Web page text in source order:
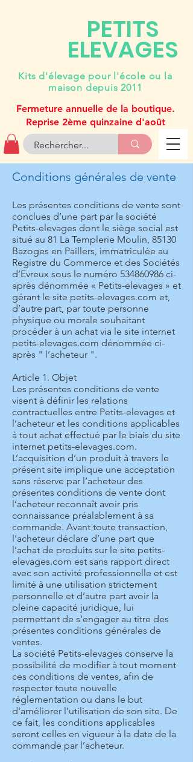
PETITS
ELEVAGES
Kits d'élevage pour l'école ou la
maison depuis 2011
Fermeture annuelle de la boutique.
Reprise 2ème quinzaine d'août
Conditions générales de vente
Les présentes conditions de vente sont
conclues d’une part par la société
Petits-elevages dont le siège social est
situé au 81 La Templerie Moulin, 85130
Bazoges en Paillers, immatriculée au
Registre du Commerce et des Sociétés
d’Evreux sous le numéro 534860986 ci-
après dénommée « Petits-elevages » et
gérant le site petits-elevages.com et,
d’autre part, par toute personne
physique ou morale souhaitant
procéder à un achat via le site internet
petits-elevages.com dénommée ci-
après " l’acheteur ".
Article 1. Objet
Les présentes conditions de vente
visent à définir les relations
contractuelles entre Petits-elevages et
l’acheteur et les conditions applicables
à tout achat effectué par le biais du site
internet petits-elevages.com.
L’acquisition d’un produit à travers le
présent site implique une acceptation
sans réserve par l’acheteur des
présentes conditions de vente dont
l’acheteur reconnaît avoir pris
connaissance préalablement à sa
commande. Avant toute transaction,
l’acheteur déclare d’une part que
l’achat de produits sur le site petits-
elevages.com est sans rapport direct
avec son activité professionnelle et est
limité à une utilisation strictement
personnelle et d’autre part avoir la
pleine capacité juridique, lui
permettant de s’engager au titre des
présentes conditions générales de
ventes.
La société Petits-elevages conserve la
possibilité de modifier à tout moment
ces conditions de ventes, afin de
respecter toute nouvelle
réglementation ou dans le but
d'améliorer l’utilisation de son site. De
ce fait, les conditions applicables
seront celles en vigueur à la date de la
commande par l’acheteur.